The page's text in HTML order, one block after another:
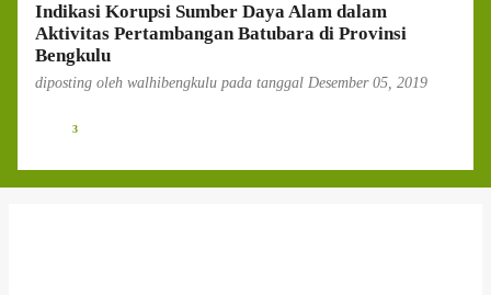
Indikasi Korupsi Sumber Daya Alam dalam
Aktivitas Pertambangan Batubara di Provinsi
Bengkulu
diposting oleh walhibengkulu pada tanggal Desember 05, 2019
3